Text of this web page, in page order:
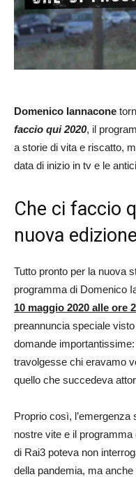
Domenico Iannacone
faccio qui 2020, il
a storie di vita e riscatto,
data di inizio in tv e le
Che ci faccio
nuova
Tutto pronto per la nuova
programma di Domenico
10 maggio 2020 alle ore
preannuncia speciale
domande
travolgesse chi eravamo
quello che succedeva
Proprio così,
nostre vite e il
di Rai3 poteva non
della pandemia, ma